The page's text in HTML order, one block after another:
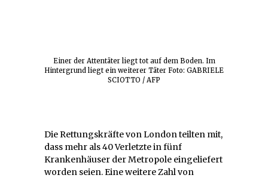
Einer der Attentäter liegt tot auf dem Boden. Im
Hintergrund liegt ein weiterer Täter Foto: GABRIELE
SCIOTTO / AFP
Die Rettungskräfte von London teilten mit,
dass mehr als 40 Verletzte in fünf
Krankenhäuser der Metropole eingeliefert
worden seien. Eine weitere Zahl von